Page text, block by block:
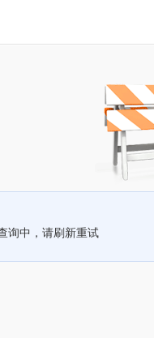
询中，请刷新重试